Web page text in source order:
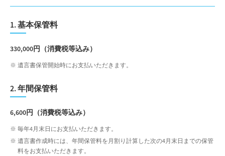
1. 基本保管料
330,000円（消費税等込み）
遺言書保管開始時にお支払いただきます。
2. 年間保管料
6,600円（消費税等込み）
毎年4月末日にお支払いただきます。
遺言書作成時には、年間保管料を月割り計算した次の4月末日までの保管
料をお支払いただきます。